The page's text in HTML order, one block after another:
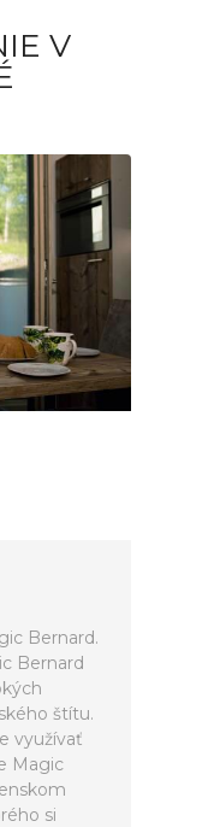
V
Bernard.
Bernard
štítu.
využívať
Magic
si